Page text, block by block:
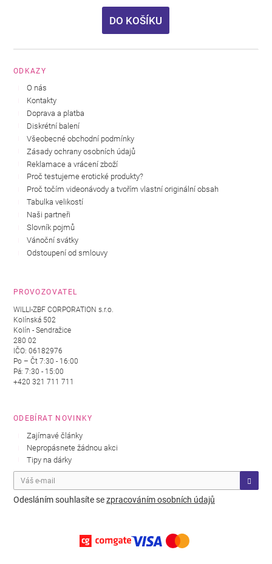
DO KOŠÍKU
ODKAZY
O nás
Kontakty
Doprava a platba
Diskrétní balení
Všeobecné obchodní podmínky
Zásady ochrany osobních údajů
Reklamace a vrácení zboží
Proč testujeme erotické produkty?
Proč točím videonávody a tvořím vlastní originální obsah
Tabulka velikostí
Naši partneři
Slovník pojmů
Vánoční svátky
Odstoupení od smlouvy
PROVOZOVATEL
WILLI-ZBF CORPORATION s.r.o.
Kolínská 502
Kolín - Sendražice
280 02
IČO: 06182976
Po – Čt 7:30 - 16:00
Pá: 7:30 - 15:00
+420 321 711 711
ODEBÍRAT NOVINKY
Zajímavé články
Nepropásnete žádnou akci
Tipy na dárky
Odesláním souhlasíte sezpracováním osobních údajů